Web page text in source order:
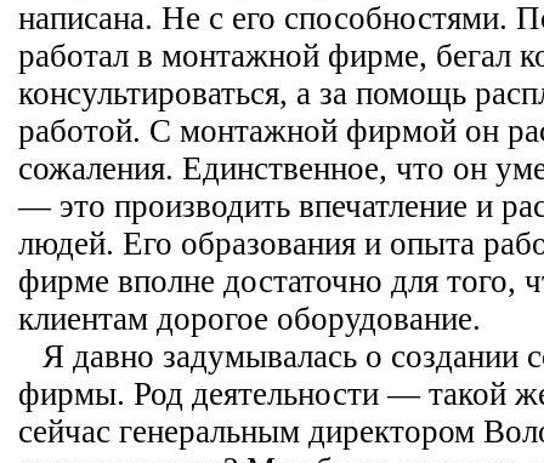
написана. Не с его способностями.
работал в монтажной фирме, бегал
консультироваться, а за помощь
работой. С монтажной фирмой он
сожаления. Единственное, что он
— это производить впечатление и
людей. Его образования и опыта
фирме вполне достаточно для того,
клиентам дорогое оборудование.
Я давно задумывалась о создании
фирмы. Род деятельности — такой
сейчас генеральным директором